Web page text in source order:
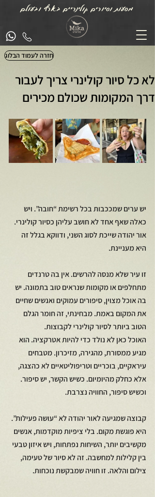
מסעות וסיורים קולינריים בארץ ובעולם
חזרה לעמוד הבלוג
לא כל סיור קולינרי צריך לעבור
דרך המקומות שכולם מכירים
יש ערים שמככבות בכל רשימת “חובה”. ויש
כאלה שאף אחד לא חושב עליהן כסיור קולינרי.
אור יהודה שייכת לסוג השני, ודווקא בגלל זה
היא מעניינת.
זו עיר שלא מנסה להרשים. אין בה טרנדים
מתחלפים או מקומות שנראים טוב בתמונה. יש
בה אוכל מצוין, סיפורים עמוקים ואנשים שחיים
את המקום באמת. מבחינתי, זה חומר הגלם
הטוב ביותר לסיור קולינרי לקבוצות.
האוכל כאן לא נולד כדי להיות אטרקציה. הוא
מגיע ממסורת, מהגירה, מזיכרון. מטבחים
עיראקיים, בוכריים וטריפוליטאיים לא כהצגה,
אלא כחלק מהיומיום. כשיש הקשר, יש סיפור.
וכשיש סיפור, החוויה נצרבת.
קבוצה שמגיעה לאור יהודה לא “עושה פעילות”.
היא פוגשת מקום. בלי ציפיות מוקדמות, אנשים
מקשיבים יותר, השיחות נפתחות, ויש איזון טבעי
בין קלילות למחשבה. זה לא סיור של טעימה,
צילום והלאה. זו חוויה שמבקשת נוכחות.